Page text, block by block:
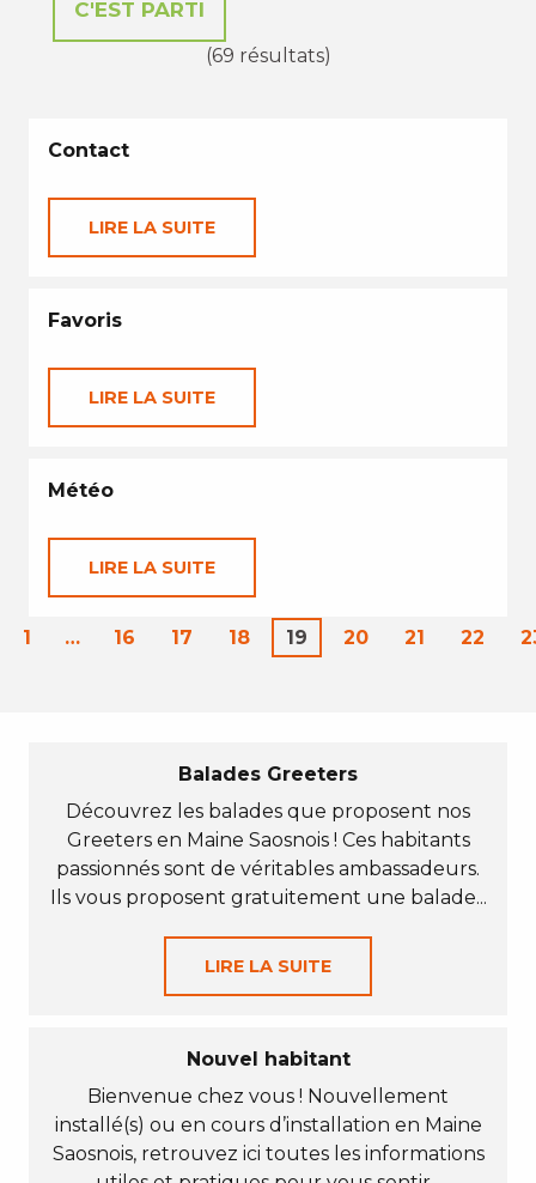
(69 résultats)
Contact
LIRE LA SUITE
Favoris
LIRE LA SUITE
Météo
LIRE LA SUITE
1 … 16 17 18 19 20 21 22
Balades Greeters
Découvrez les balades que proposent nos
Greeters en Maine Saosnois ! Ces habitants
passionnés sont de véritables ambassadeurs.
Ils vous proposent gratuitement une balade...
LIRE LA SUITE
Nouvel habitant
Bienvenue chez vous ! Nouvellement
installé(s) ou en cours d’installation en Maine
Saosnois, retrouvez ici toutes les informations